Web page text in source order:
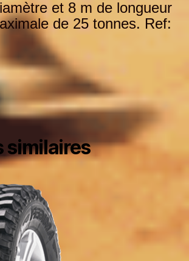
et 8 m de longueur
de 25 tonnes. Ref:
similaires